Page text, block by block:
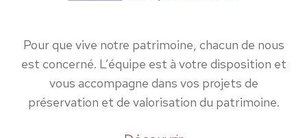
Pour que vive notre patrimoine, chacun de nous
est concerné. L’équipe est à votre disposition et
vous accompagne dans vos projets de
préservation et de valorisation du patrimoine.